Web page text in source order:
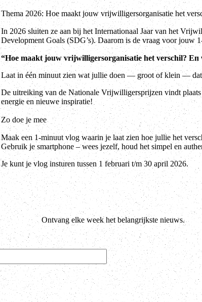
Thema 2026: Hoe maakt jouw vrijwilligersorganisatie het
In 2026 sluiten ze aan bij het Internationaal Jaar van het
Development Goals (SDG’s). Daarom is de vraag voor jouw
“Hoe maakt jouw vrijwilligersorganisatie het verschil? En
Laat in één minuut zien wat jullie doen — groot of klein — dat
De uitreiking van de Nationale Vrijwilligersprijzen vindt
energie en nieuwe inspiratie!
Zo doe je mee
Maak een 1-minuut vlog waarin je laat zien hoe jullie het
Gebruik je smartphone – wees jezelf, houd het simpel en
Je kunt je vlog insturen tussen 1 februari t/m 30 april 2026.
Ontvang elke week het belangrijkste nieuws.